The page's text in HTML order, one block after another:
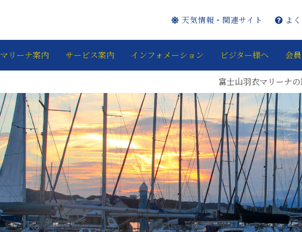
天気情報・関連サイト よく
マリーナ案内 サービス案内 インフォメーション ビジター様へ 会
富士山羽衣マリーナの